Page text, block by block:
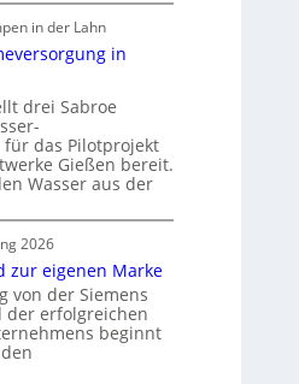
in der Lahn
in
drei Sabroe
das Pilotprojekt
Gießen bereit.
Wasser aus der
2026
zur eigenen Marke
von der Siemens
der erfolgreichen
beginnt